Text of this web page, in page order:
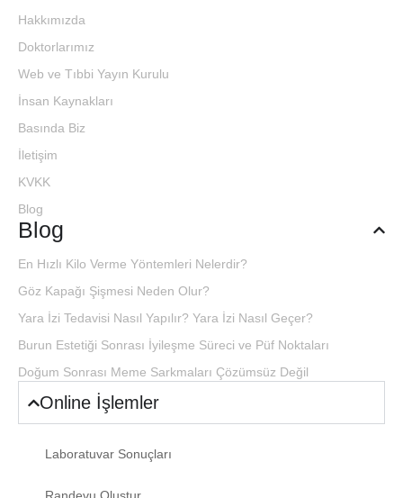
Hakkımızda
Doktorlarımız
Web ve Tıbbi Yayın Kurulu
İnsan Kaynakları
Basında Biz
İletişim
KVKK
Blog
Blog
En Hızlı Kilo Verme Yöntemleri Nelerdir?
Göz Kapağı Şişmesi Neden Olur?
Yara İzi Tedavisi Nasıl Yapılır? Yara İzi Nasıl Geçer?
Burun Estetiği Sonrası İyileşme Süreci ve Püf Noktaları
Doğum Sonrası Meme Sarkmaları Çözümsüz Değil
Online İşlemler
Laboratuvar Sonuçları